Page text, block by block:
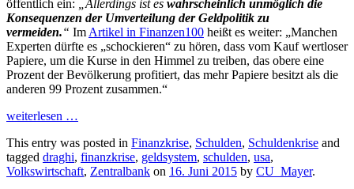
öffentlich ein: „Allerdings ist es wahrscheinlich unmöglich die
Konsequenzen der Umverteilung der Geldpolitik zu
vermeiden.“ Im Artikel in Finanzen100 heißt es weiter: „Manchen
Experten dürfte es „schockieren“ zu hören, dass vom Kauf wertloser
Papiere, um die Kurse in den Himmel zu treiben, das obere eine
Prozent der Bevölkerung profitiert, das mehr Papiere besitzt als die
anderen 99 Prozent zusammen.“
weiterlesen …
This entry was posted in Finanzkrise, Schulden, Schuldenkrise and
tagged draghi, finanzkrise, geldsystem, schulden, usa,
Volkswirtschaft, Zentralbank on 16. Juni 2015 by CU_Mayer.